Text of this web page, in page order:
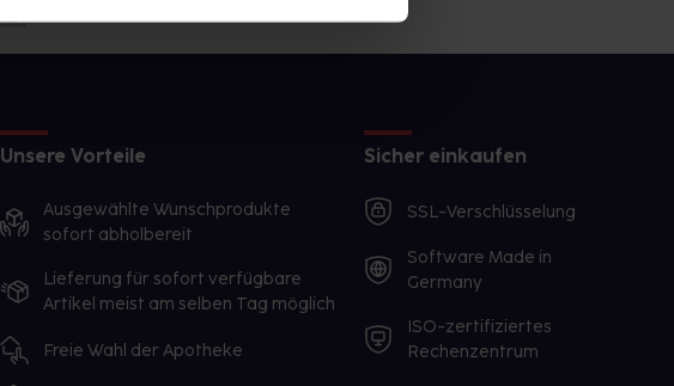
Unsere Vorteile
Ausgewählte Wunschprodukte
sofort abholbereit
Lieferung für sofort verfügbare
Artikel meist am selben Tag möglich
Freie Wahl der Apotheke
Sicher einkaufen
SSL-Verschlüsselung
Software Made in
Germany
ISO-zertifiziertes
Rechenzentrum